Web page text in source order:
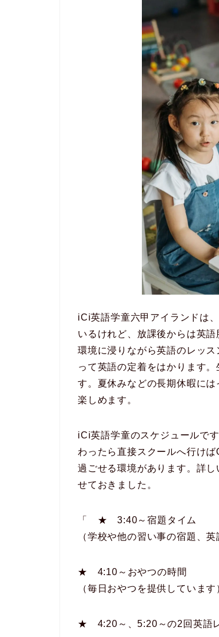
iCi英語学童六甲アイランドは
いるけれど、放課後からは英
環境に浸りながら英語のレッ
って英語の定着をはかります
す。夏休みなどの長期休暇に
楽しめます。
iCi英語学童のスケジュールで
わったら直接スクールへ行け
過ごせる環境があります。詳
せておきました。
「 ★ 3:40～宿題タイム
（学校や他の習い事の宿題、
★ 4:10～おやつの時間
（毎日おやつを提供しています
★ 4:20～、5:20～の2回英語レ